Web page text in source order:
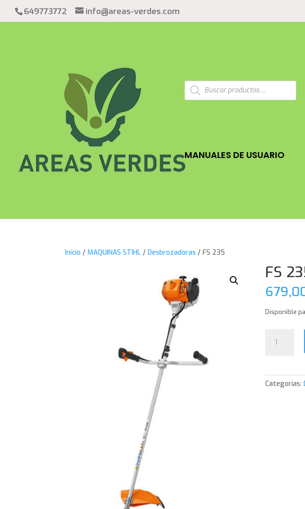
649773772 info@areas-verdes.com
Búsqueda
de
productos
MANUALES DE USUARIO
Inicio /MAQUINAS STIHL /Desbrozadoras / FS 235
FS
Disponible
235
Categorías: